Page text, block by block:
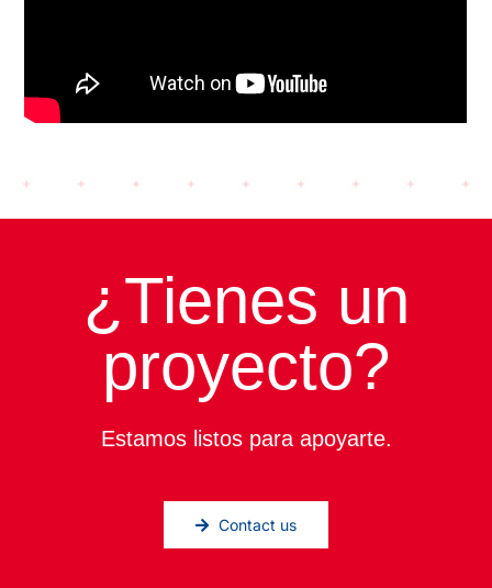
¿Tienes un
proyecto?
Estamos listos para apoyarte.
Contact us